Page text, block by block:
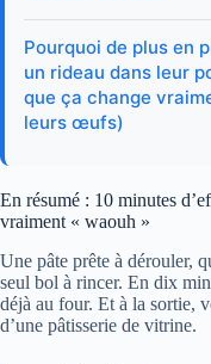
Pourquoi de plus en
un rideau dans leur
que ça change
leurs œufs)
En résumé : 10 minutes
vraiment « waouh »
Une pâte prête à dérouler,
seul bol à rincer. En dix
déjà au four. Et à la sortie,
d’une pâtisserie de vitrine.